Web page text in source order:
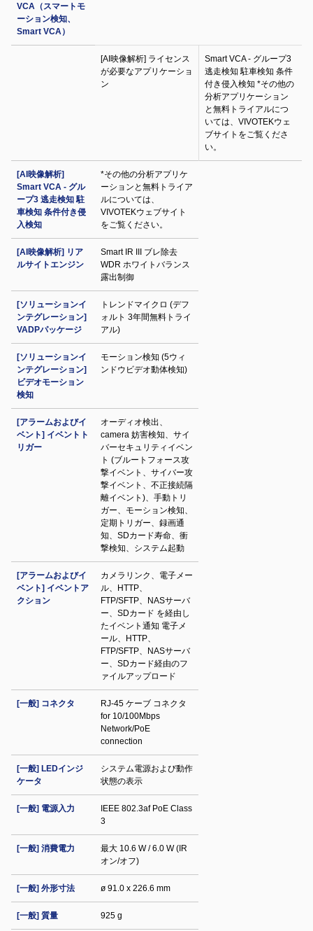
VCA（スマートモ
ーション検知、
Smart VCA）
[AI映像解析] ライセンス
が必要なアプリケーショ
ン
Smart VCA - グループ3
逃走検知 駐車検知 条件
付き侵入検知 *その他の
分析アプリケーション
と無料トライアルにつ
いては、VIVOTEKウェ
ブサイトをご覧くださ
い。
[AI映像解析]
Smart VCA - グル
ープ3 逃走検知 駐
車検知 条件付き侵
入検知
*その他の分析アプリケ
ーションと無料トライア
ルについては、
VIVOTEKウェブサイト
をご覧ください。
[AI映像解析] リア
ルサイトエンジン
Smart IR III ブレ除去
WDR ホワイトバランス
露出制御
[ソリューションイ
ンテグレーション]
VADPパッケージ
トレンドマイクロ (デフ
ォルト 3年間無料トライ
アル)
[ソリューションイ
ンテグレーション]
ビデオモーション
検知
モーション検知 (5ウィ
ンドウビデオ動体検知)
[アラームおよびイ
ベント] イベントト
リガー
オーディオ検出、
camera 妨害検知、サイ
バーセキュリティイベン
ト (ブルートフォース攻
撃イベント、サイバー攻
撃イベント、不正接続隔
離イベント)、手動トリ
ガー、モーション検知、
定期トリガー、録画通
知、SDカード寿命、衝
撃検知、システム起動
[アラームおよびイ
ベント] イベントア
クション
カメラリンク、電子メー
ル、HTTP、
FTP/SFTP、NASサーバ
ー、SDカード を経由し
たイベント通知 電子メ
ール、HTTP、
FTP/SFTP、NASサーバ
ー、SDカード経由のフ
ァイルアップロード
[一般] コネクタ
RJ-45 ケーブ コネクタ
for 10/100Mbps
Network/PoE
connection
[一般] LEDインジ
ケータ
システム電源および動作
状態の表示
[一般] 電源入力
IEEE 802.3af PoE Class
3
[一般] 消費電力
最大 10.6 W / 6.0 W (IR
オン/オフ)
[一般] 外形寸法 ø 91.0 x 226.6 mm
[一般] 質量 925 g